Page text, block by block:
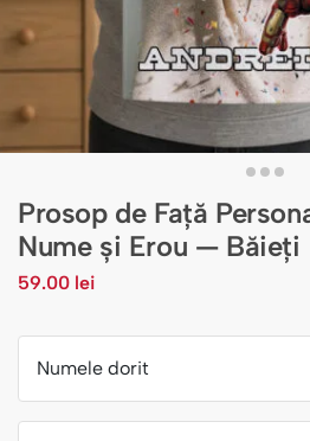
Prosop de Față
Nume și Erou — Băieți
59.00 lei
Numele dorit